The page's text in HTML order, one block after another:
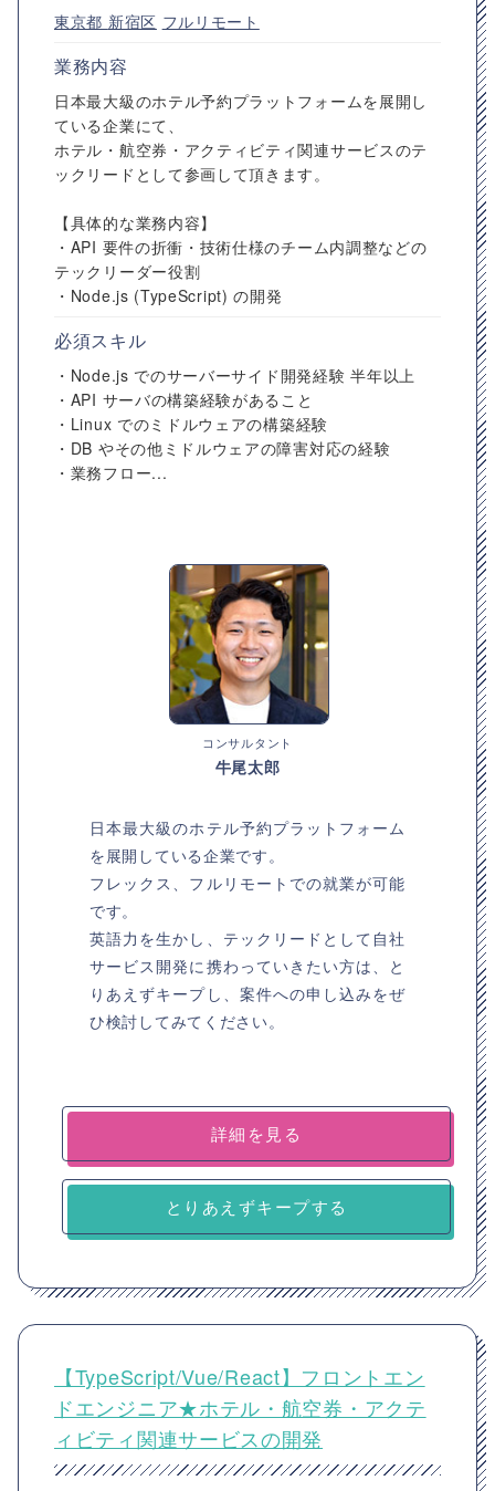
東京都 新宿区 フルリモート
業務内容
日本最大級のホテル予約プラットフォームを展開し
ている企業にて、
ホテル・航空券・アクティビティ関連サービスのテ
ックリードとして参画して頂きます。
【具体的な業務内容】
・API 要件の折衝・技術仕様のチーム内調整などの
テックリーダー役割
・Node.js (TypeScript) の開発
必須スキル
・Node.js でのサーバーサイド開発経験 半年以上
・API サーバの構築経験があること
・Linux でのミドルウェアの構築経験
・DB やその他ミドルウェアの障害対応の経験
・業務フロー...
コンサルタント
牛尾太郎
日本最大級のホテル予約プラットフォーム
を展開している企業です。
フレックス、フルリモートでの就業が可能
です。
英語力を生かし、テックリードとして自社
サービス開発に携わっていきたい方は、と
りあえずキープし、案件への申し込みをぜ
ひ検討してみてください。
詳細を見る
とりあえずキープする
【TypeScript/Vue/React】フロントエン
ドエンジニア★ホテル・航空券・アクテ
ィビティ関連サービスの開発